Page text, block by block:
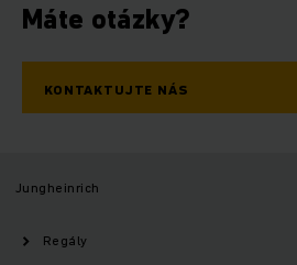
Máte otázky?
KONTAKTUJTE NÁS
Jungheinrich
Regály